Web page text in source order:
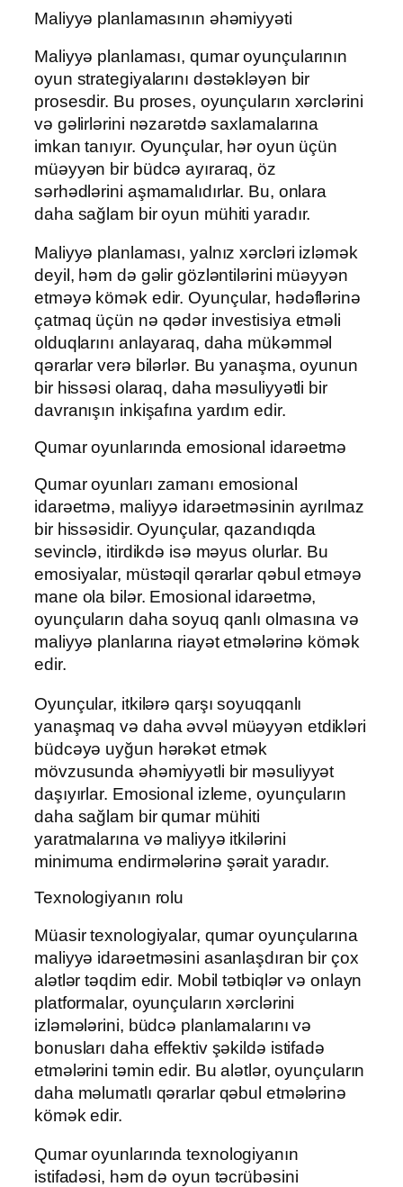
Maliyyə planlamasının əhəmiyyəti
Maliyyə planlaması, qumar oyunçularının
oyun strategiyalarını dəstəkləyən bir
prosesdir. Bu proses, oyunçuların xərclərini
və gəlirlərini nəzarətdə saxlamalarına
imkan tanıyır. Oyunçular, hər oyun üçün
müəyyən bir büdcə ayıraraq, öz
sərhədlərini aşmamalıdırlar. Bu, onlara
daha sağlam bir oyun mühiti yaradır.
Maliyyə planlaması, yalnız xərcləri izləmək
deyil, həm də gəlir gözləntilərini müəyyən
etməyə kömək edir. Oyunçular, hədəflərinə
çatmaq üçün nə qədər investisiya etməli
olduqlarını anlayaraq, daha mükəmməl
qərarlar verə bilərlər. Bu yanaşma, oyunun
bir hissəsi olaraq, daha məsuliyyətli bir
davranışın inkişafına yardım edir.
Qumar oyunlarında emosional idarəetmə
Qumar oyunları zamanı emosional
idarəetmə, maliyyə idarəetməsinin ayrılmaz
bir hissəsidir. Oyunçular, qazandıqda
sevinclə, itirdikdə isə məyus olurlar. Bu
emosiyalar, müstəqil qərarlar qəbul etməyə
mane ola bilər. Emosional idarəetmə,
oyunçuların daha soyuq qanlı olmasına və
maliyyə planlarına riayət etmələrinə kömək
edir.
Oyunçular, itkilərə qarşı soyuqqanlı
yanaşmaq və daha əvvəl müəyyən etdikləri
büdcəyə uyğun hərəkət etmək
mövzusunda əhəmiyyətli bir məsuliyyət
daşıyırlar. Emosional izleme, oyunçuların
daha sağlam bir qumar mühiti
yaratmalarına və maliyyə itkilərini
minimuma endirmələrinə şərait yaradır.
Texnologiyanın rolu
Müasir texnologiyalar, qumar oyunçularına
maliyyə idarəetməsini asanlaşdıran bir çox
alətlər təqdim edir. Mobil tətbiqlər və onlayn
platformalar, oyunçuların xərclərini
izləmələrini, büdcə planlamalarını və
bonusları daha effektiv şəkildə istifadə
etmələrini təmin edir. Bu alətlər, oyunçuların
daha məlumatlı qərarlar qəbul etmələrinə
kömək edir.
Qumar oyunlarında texnologiyanın
istifadəsi, həm də oyun təcrübəsini